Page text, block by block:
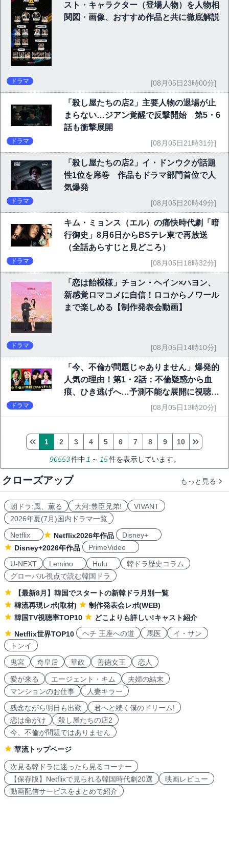
スト・キャラクター（登場人物）を人物相
関図・画像、おすすめ作品と共に徹底解説
ドラマ [08月05日23時00分]
「殺し屋たちの店2」主要人物の退場が止
まらない…ジアン覚醒で反撃開始 第5・6
話も衝撃展開
ドラマ [08月05日21時31分]
「殺し屋たちの店2」イ・ドンウクが話題
性1位を席巻 作品もドラマ部門首位で人
気爆発
ドラマ [08月05日20時49分]
キム・ミョンス（エル）の痛快時代劇「暗
行御史」8月6日からBSテレ東で再放送
（全話あらすじと見どころ）
ドラマ [08月05日18時32分]
「恋は飴模様」チョン・ヘイン×ハヨン、
新感覚ロマコメに自信！ロコからノワール
まで楽しめる【制作発表会動画】
ドラマ [08月05日14時10分]
「今、不倫が問題じゃありません」爆発的
人気の理由！第1・2話：不倫疑惑から血
痕、ひき逃げへ…予測不能な展開に視聴者
ドラマ [08月05日13時20分]
96553件中 1 ～ 15件を表示しています。
1 2 3 4 5 6 7 8 9 10
クローズアップ もっと見る
朝ドラ:風、薫る 大河:豊臣兄弟!
VIVANT
2026年夏(7月)国内ドラマ一覧
Netflix
Netflix2026年作品
Disney+
Disney+2026年作品
PrimeVideo
U-NEXT
Lemino Hulu
韓ドラ歴史コラム
グローバル視点で読む韓国ドラ
【最新8月】韓国でスタートの新韓ドラ月別一覧
韓流再現レポ(取材)
制作発表会レポ(WEB)
韓国TV視聴率TOP10
どこよりも詳しい!キャスト紹介
Netflix世界TOP10
ヘチ 王座への道 馬医
イ・サン
トンイ
鬼宮
奇皇后 華政 善徳女王 恋人
愛が来る エージェント・キム
夫婦の結末
マンションのお仕事
人妻キラー
残念ながら明日も出勤
君へと続く僕のドリーム!
恋は命がけ
殺し屋たちの店2
今、不倫が問題ではありません
華流トップページ
次見る韓ドラに迷ったら見るコーナー
【保存版】Netflixで見られる韓国時代劇20選
映画レビュー
動画配信サービスをまとめて紹介